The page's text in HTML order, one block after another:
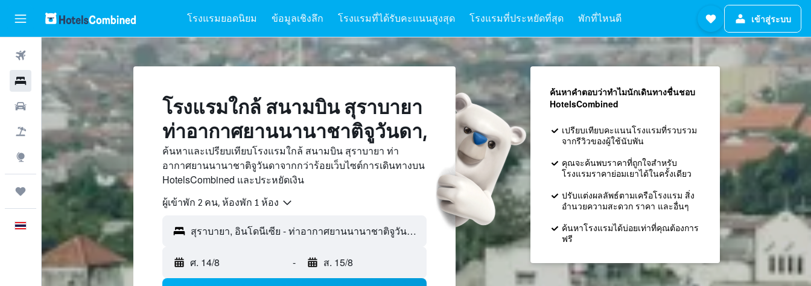
โรงแรมยอดนิยม ข้อมูลเชิงลึก โรงแรมที่ได้รับคะแนนสูงสุด โรงแรมที่ประหยัดที่สุด พักที่ไหนดี เข้าสู่ระบบ
ตั๋วเครื่องบิน
โรงแรม
รถเช่า
เที่ยวบิน+โรงแรม
สำรวจ
ทริป
ภาษาไทย
โรงแรมใกล้ สนามบิน สุราบายา
ท่าอากาศยานนานาชาติจูวันดา,
ค้นหาและเปรียบเทียบโรงแรมใกล้ สนามบิน สุราบายา ท่า
อากาศยานนานาชาติจูวันดาจากกว่าร้อยเว็บไซต์การเดินทางบน
HotelsCombined และประหยัดเงิน
ผู้เข้าพัก 2 คน, ห้องพัก 1 ห้อง
สุราบายา, อินโดนีเซีย - ท่าอากาศยานนานาชาติจูวันดา (SUB)
ศ. 14/8 - ส. 15/8
ค้นหาคำตอบว่าทำไมนักเดินทางชื่นชอบ
HotelsCombined
เปรียบเทียบคะแนนโรงแรมที่รวบรวม
จากรีวิวของผู้ใช้นับพัน
คุณจะค้นพบราคาที่ถูกใจสำหรับ
โรงแรมราคาย่อมเยาได้ในครั้งเดียว
ปรับแต่งผลลัพธ์ตามเครือโรงแรม สิ่ง
อำนวยความสะดวก ราคา และอื่นๆ
ค้นหาโรงแรมได้บ่อยเท่าที่คุณต้องการ
ฟรี